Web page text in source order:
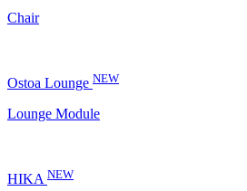
Chair
Ostoa Lounge NEW
Lounge Module
HIKA NEW